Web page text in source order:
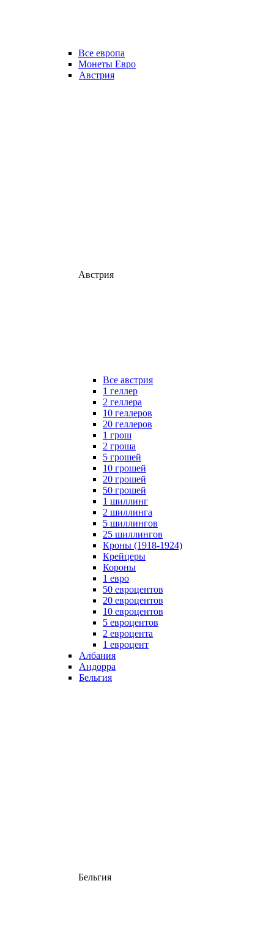
Все европа
Монеты Евро
Австрия
Австрия
Все австрия
1 геллер
2 геллера
10 геллеров
20 геллеров
1 грош
2 гроша
5 грошей
10 грошей
20 грошей
50 грошей
1 шиллинг
2 шиллинга
5 шиллингов
25 шиллингов
Кроны (1918-1924)
Крейцеры
Короны
1 евро
50 евроцентов
20 евроцентов
10 евроцентов
5 евроцентов
2 евроцента
1 евроцент
Албания
Андорра
Бельгия
Бельгия